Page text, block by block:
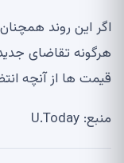
اگر این روند
هرگونه تقاضای
قیمت ها از آنچه
منبع: U.Today